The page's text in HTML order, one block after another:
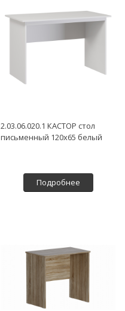
2.03.06.020.1 КАСТОР стол
письменный 120х65 белый
Подробнее